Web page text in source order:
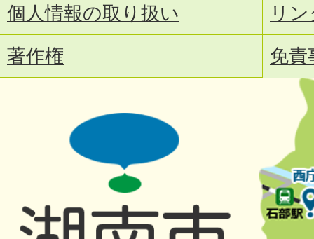
個人情報の取り扱い
リ
著作権
免責